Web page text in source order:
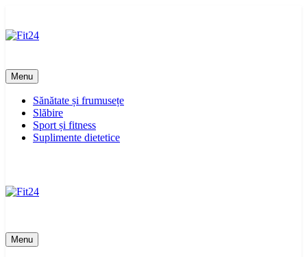
content
Menu
Sănătate și frumusețe
Slăbire
Sport și fitness
Suplimente dietetice
Menu